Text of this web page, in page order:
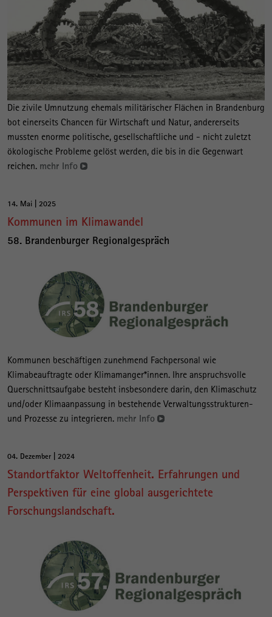
Die zivile Umnutzung ehemals militärischer Flächen in Brandenburg
bot einerseits Chancen für Wirtschaft und Natur, andererseits
mussten enorme politische, gesellschaftliche und - nicht zuletzt
ökologische Probleme gelöst werden, die bis in die Gegenwart
reichen. mehr Info
14. Mai | 2025
Kommunen im Klimawandel
58. Brandenburger Regionalgespräch
Kommunen beschäftigen zunehmend Fachpersonal wie
Klimabeauftragte oder Klimamanger*innen. Ihre anspruchsvolle
Querschnittsaufgabe besteht insbesondere darin, den Klimaschutz
und/oder Klimaanpassung in bestehende Verwaltungsstrukturen-
und Prozesse zu integrieren. mehr Info
04. Dezember | 2024
Standortfaktor Weltoffenheit. Erfahrungen und
Perspektiven für eine global ausgerichtete
Forschungslandschaft.